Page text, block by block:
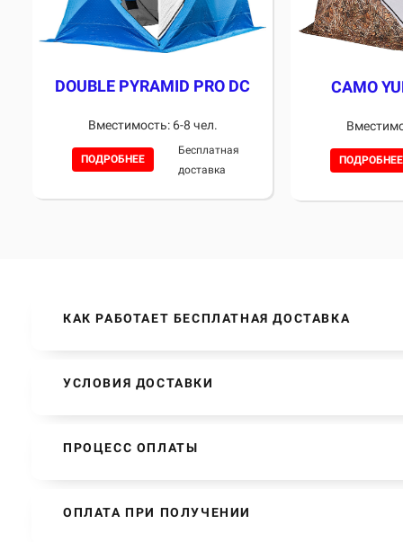
DOUBLE PYRAMID PRO DC
Вместимость: 6-8 чел.
ПОДРОБНЕЕ
Бесплатная
доставка
CAMO
ПОДРОБНЕЕ
КАК РАБОТАЕТ БЕСПЛАТНАЯ ДОСТАВКА
УСЛОВИЯ ДОСТАВКИ
ПРОЦЕСС ОПЛАТЫ
ОПЛАТА ПРИ ПОЛУЧЕНИИ